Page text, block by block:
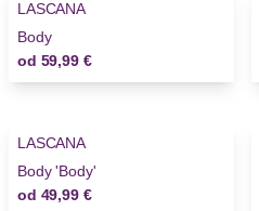
LASCANA
Body
od 59,99 €
LASCANA
Body 'Body'
od 49,99 €